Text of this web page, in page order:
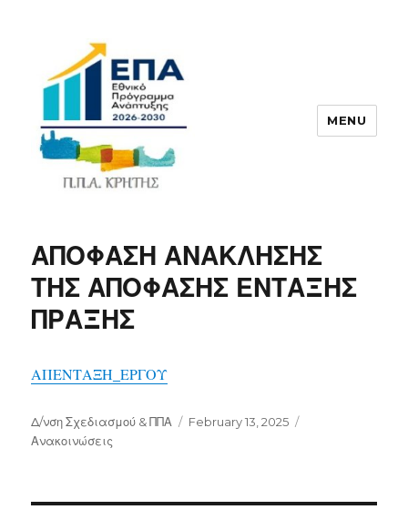
MENU
ΑΠΟΦΑΣΗ ΑΝΑΚΛΗΣΗΣ
ΤΗΣ ΑΠΟΦΑΣΗΣ ΕΝΤΑΞΗΣ
ΠΡΑΞΗΣ
ΑΠΕΝΤΑΞΗ_ΕΡΓΟΥ
Author
Δ/νση Σχεδιασμού & ΠΠΑ
Posted
February 13, 2025
Ανακοινώσεις